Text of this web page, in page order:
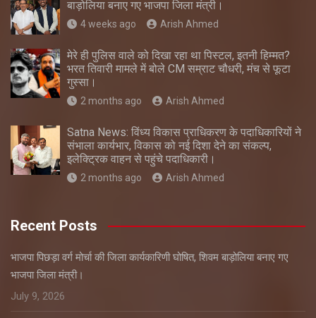
बाड़ोलिया बनाए गए भाजपा जिला मंत्री।
4 weeks ago Arish Ahmed
मेरे ही पुलिस वाले को दिखा रहा था पिस्टल, इतनी हिम्मत?
भरत तिवारी मामले में बोले CM सम्राट चौधरी, मंच से फूटा
गुस्सा।
2 months ago Arish Ahmed
Satna News: विंध्य विकास प्राधिकरण के पदाधिकारियों ने
संभाला कार्यभार, विकास को नई दिशा देने का संकल्प,
इलेक्ट्रिक वाहन से पहुंचे पदाधिकारी।
2 months ago Arish Ahmed
Recent Posts
भाजपा पिछड़ा वर्ग मोर्चा की जिला कार्यकारिणी घोषित, शिवम बाड़ोलिया बनाए गए
भाजपा जिला मंत्री।
July 9, 2026